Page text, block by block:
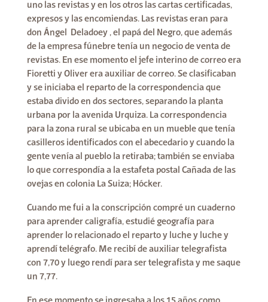
uno las revistas y en los otros las cartas certificadas,
expresos y las encomiendas. Las revistas eran para
don Ángel Deladoey , el papá del Negro, que además
de la empresa fúnebre tenía un negocio de venta de
revistas. En ese momento el jefe interino de correo era
Fioretti y Oliver era auxiliar de correo. Se clasificaban
y se iniciaba el reparto de la correspondencia que
estaba divido en dos sectores, separando la planta
urbana por la avenida Urquiza. La correspondencia
para la zona rural se ubicaba en un mueble que tenía
casilleros identificados con el abecedario y cuando la
gente venía al pueblo la retiraba; también se enviaba
lo que correspondía a la estafeta postal Cañada de las
ovejas en colonia La Suiza; Hócker.
Cuando me fui a la conscripción compré un cuaderno
para aprender caligrafía, estudié geografía para
aprender lo relacionado el reparto y luche y luche y
aprendí telégrafo. Me recibí de auxiliar telegrafista
con 7,70 y luego rendí para ser telegrafista y me saque
un 7,77.